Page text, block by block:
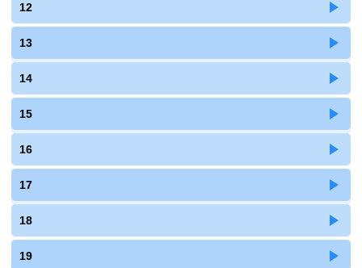
12
13
14
15
16
17
18
19